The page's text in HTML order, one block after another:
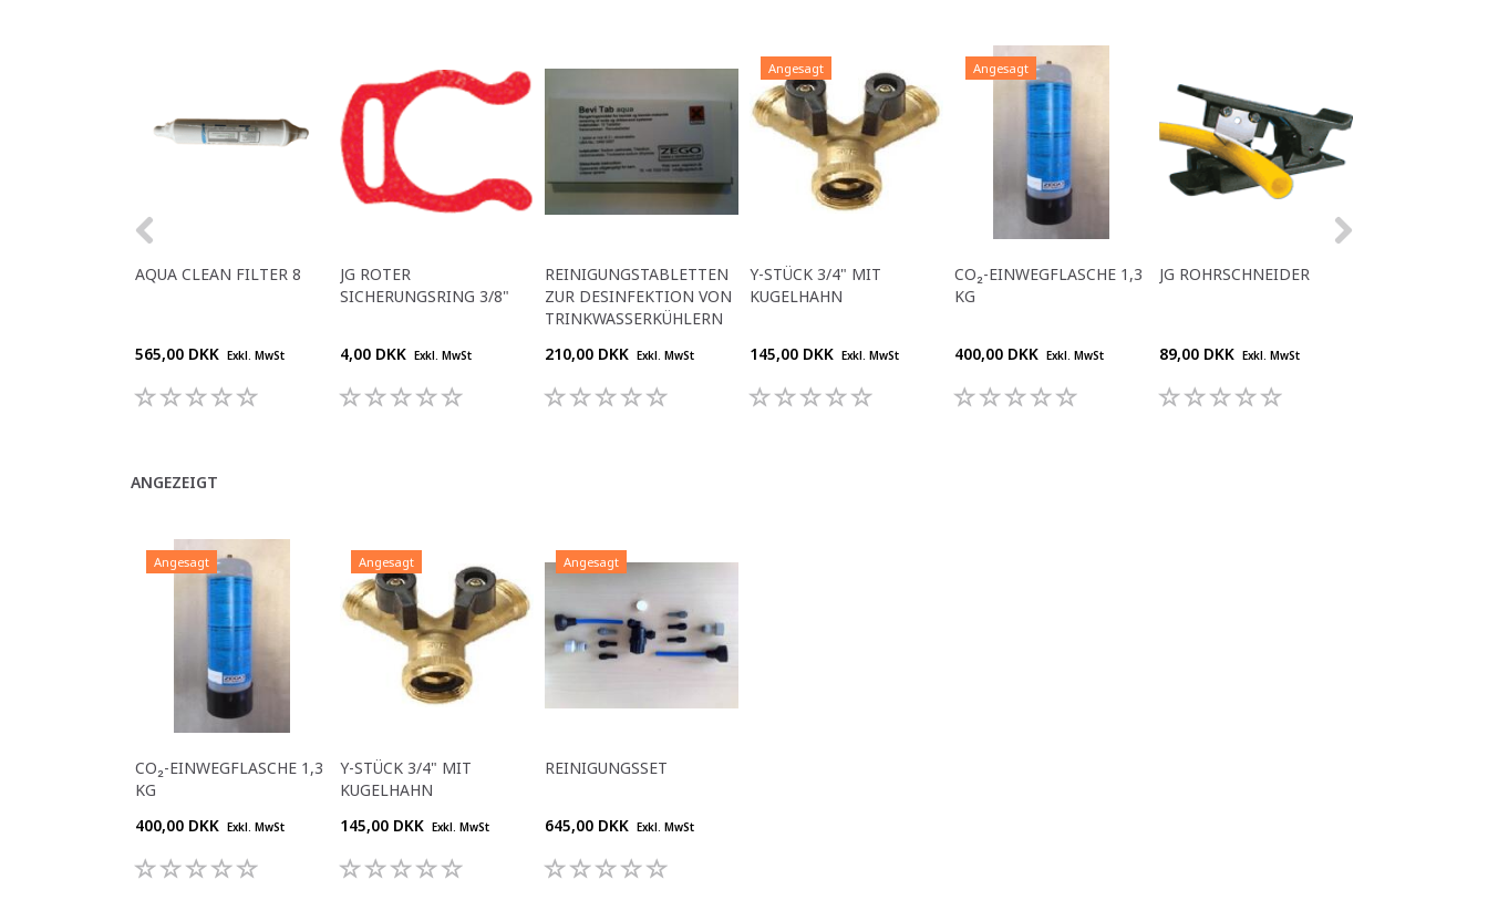
AQUA CLEAN FILTER 8
565,00 DKK Exkl. MwSt
JG ROTER
SICHERUNGSRING 3/8"
4,00 DKK Exkl. MwSt
REINIGUNGSTABLETTEN
ZUR DESINFEKTION VON
TRINKWASSERKÜHLERN
210,00 DKK Exkl. MwSt
Angesagt
Y-STÜCK 3/4" MIT
KUGELHAHN
145,00 DKK Exkl. MwSt
Angesagt
CO₂-EINWEGFLASCHE 1,3
KG
400,00 DKK Exkl. MwSt
JG ROHRSCHNEIDER
89,00 DKK Exkl. MwSt
ANGEZEIGT
Angesagt
CO₂-EINWEGFLASCHE 1,3
KG
400,00 DKK Exkl. MwSt
Angesagt
Y-STÜCK 3/4" MIT
KUGELHAHN
145,00 DKK Exkl. MwSt
Angesagt
REINIGUNGSSET
645,00 DKK Exkl. MwSt